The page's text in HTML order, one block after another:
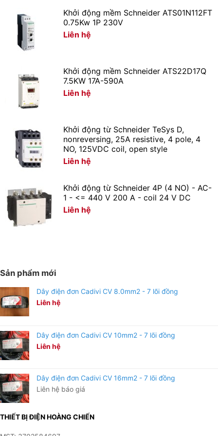
Ứng dụng
Chiếu sáng hộ gia đình, căn hộ: phòng ngủ, phòng
bếp….
Chiếu sáng trung tâm thương mại, siêu thị: Sảnh, khu
mua bán chung….
Thiết Bị Điện Hoàng Chiến Bình Dương là đơn vị phân phối Đèn
LED RẠNG ĐÔNG tại Bình Dương với dịch vụ hậu mãi tốt
Giá cạnh tranh nhất trong khu vực.
Báo giá tốt nhất.
090 682 4506 tư vấn báo giá chi tiết từng loại dây cáp
điện với giá tốt nhất
Khởi động mềm Schneider ATS01N112FT
0.75Kw 1P 230V
Liên hệ
Khởi động mềm Schneider ATS22D17Q
7.5KW 17A-590A
Liên hệ
Khởi động từ Schneider TeSys D,
nonreversing, 25A resistive, 4 pole, 4
NO, 125VDC coil, open style
Liên hệ
Khởi động từ Schneider 4P (4 NO) - AC-
1 - <= 440 V 200 A - coil 24 V DC
Liên hệ
Sản phẩm mới
Dây điện đơn Cadivi CV 8.0mm2 - 7 lõi đồng
Liên hệ
Dây điện đơn Cadivi CV 10mm2 - 7 lõi đồng
Liên hệ
Dây điện đơn Cadivi CV 16mm2 - 7 lõi đồng
Liên hệ báo giá
THIẾT BỊ ĐIỆN HOÀNG CHIẾN